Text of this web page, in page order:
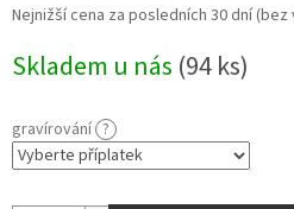
Měrná
cena:
Nejnižší cena za posledních 30 dní
Skladem u nás (94 ks)
gravírování ?